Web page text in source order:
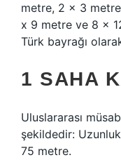
metre, 2 x 3
x 9 metre ve 8 x
Türk bayrağı
1 SAHA
Uluslararası
şekildedir:
75 metre.